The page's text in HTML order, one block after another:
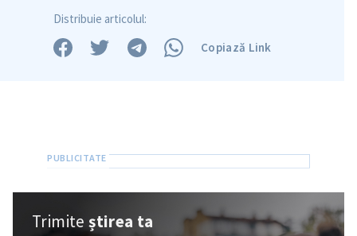
Distribuie articolul:
Copiază Link
Trimiteștirea ta